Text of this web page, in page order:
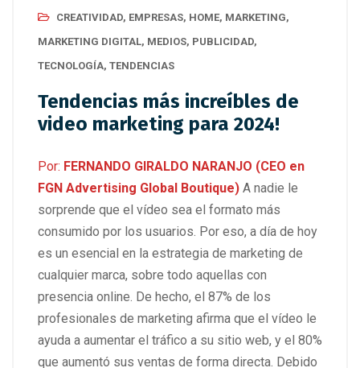
CREATIVIDAD, EMPRESAS, HOME, MARKETING,
MARKETING DIGITAL, MEDIOS, PUBLICIDAD,
TECNOLOGÍA, TENDENCIAS
Tendencias más increíbles de
video marketing para 2024!
Por: FERNANDO GIRALDO NARANJO (CEO en
FGN Advertising Global Boutique) A nadie le
sorprende que el vídeo sea el formato más
consumido por los usuarios. Por eso, a día de hoy
es un esencial en la estrategia de marketing de
cualquier marca, sobre todo aquellas con
presencia online. De hecho, el 87% de los
profesionales de marketing afirma que el vídeo le
ayuda a aumentar el tráfico a su sitio web, y el 80%
que aumentó sus ventas de forma directa. Debido